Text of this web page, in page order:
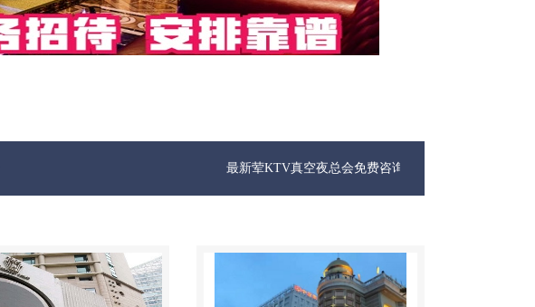
最新荤KTV真空夜总会免费咨询1312 0333301微信同步！